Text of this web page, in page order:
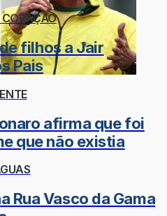
filhos a Jair
Pais
afirma que foi
que não existia
Rua Vasco da Gama